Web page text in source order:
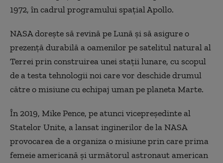
1972, în cadrul programului spaţial Apollo.
NASA doreşte să revină pe Lună şi să asigure o
prezenţă durabilă a oamenilor pe satelitul natural al
Terrei prin construirea unei staţii lunare, cu scopul
de a testa tehnologii noi care vor deschide drumul
către o misiune cu echipaj uman pe planeta Marte.
În 2019, Mike Pence, pe atunci vicepreşedinte al
Statelor Unite, a lansat inginerilor de la NASA
provocarea de a organiza o misiune prin care prima
femeie americană şi următorul astronaut american